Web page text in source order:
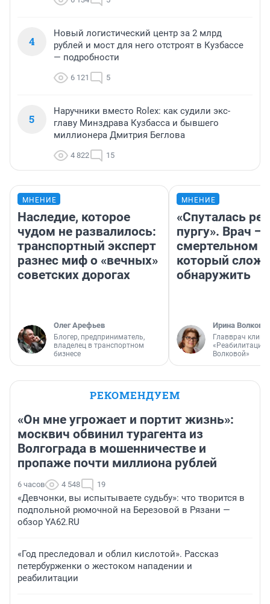
4
Новый логистический центр за 2 млрд
рублей и мост для него отстроят в Кузбассе
— подробности
6 121 5
5
Наручники вместо Rolex: как судили экс-
главу Минздрава Кузбасса и бывшего
миллионера Дмитрия Беглова
4 822 15
МНЕНИЕ
Наследие, которое
чудом не развалилось:
транспортный эксперт
разнес миф о «вечных»
советских дорогах
Олег Арефьев
Блогер, предприниматель,
владелец в транспортном
бизнесе
МНЕНИЕ
«Спуталась
пургу». Врач —
смертельном
который
обнаружить
Ирина Волкова
Главврач
«Реабилитация
Волковой»
РЕКОМЕНДУЕМ
«Он мне угрожает и портит жизнь»:
москвич обвинил турагента из
Волгограда в мошенничестве и
пропаже почти миллиона рублей
6 часов 4 548 19
«Девчонки, вы испытываете судьбу»: что творится в
подпольной рюмочной на Березовой в Рязани —
обзор YA62.RU
«Год преследовал и облил кислотой». Рассказ
петербурженки о жестоком нападении и
реабилитации